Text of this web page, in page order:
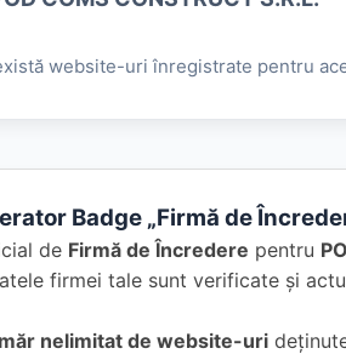
website-uri înregistrate pentru
Badge „Firmă de
de Firmă de Încredere pentru
firmei tale sunt verificate și
nelimitat de website-uri